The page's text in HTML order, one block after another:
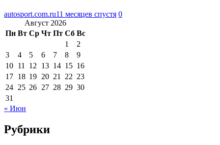
autosport.com.ru11 месяцев спустя 0
Август 2026
Пн Вт Ср Чт Пт Сб Вс
1
2
3
4 5 6 7 8
9
10 11 12 13 14 15 16
17 18 19 20 21 22 23
24 25 26 27 28 29 30
31
« Июн
Рубрики